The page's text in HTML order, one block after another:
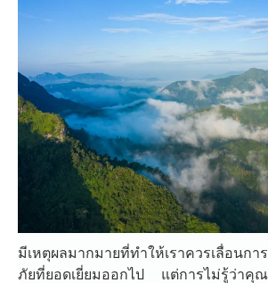
มีเหตุผลมากมายที่ทำให้เราควรเลื่อนกา
ภัยที่ยอดเยี่ยมออกไป แต่การไม่รู้ว่าคุ